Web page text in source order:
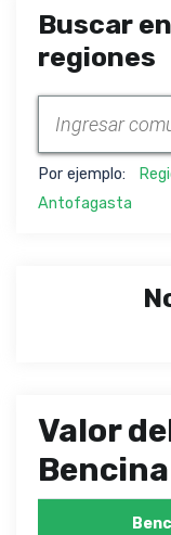
Buscar
regiones
Por ejemplo:
Antofagasta
Valor